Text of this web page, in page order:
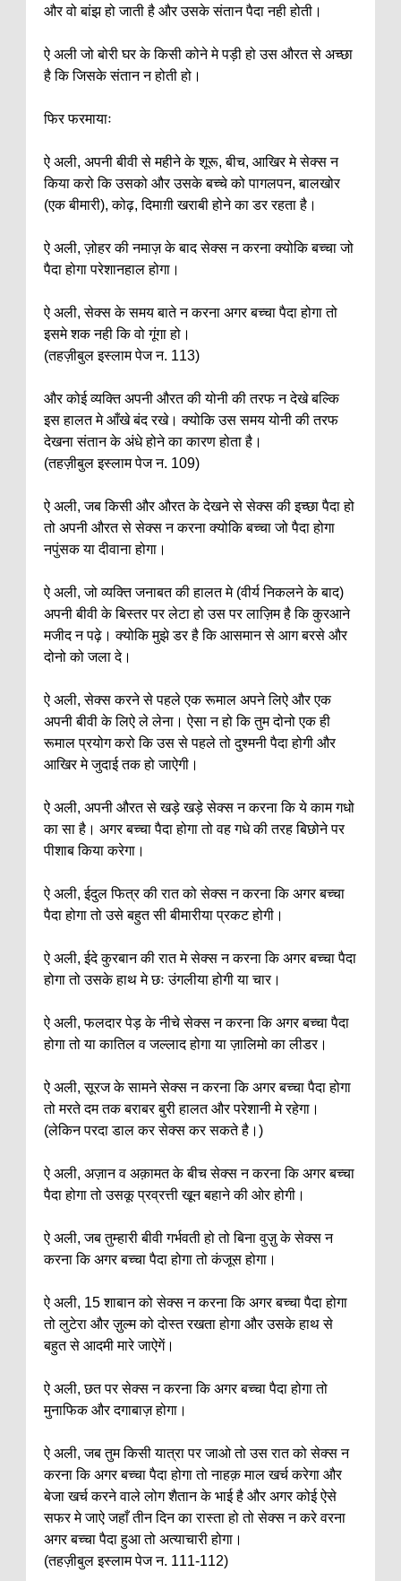
और वो बांझ हो जाती है और उसके संतान पैदा नही होती।
ऐ अली जो बोरी घर के किसी कोने मे पड़ी हो उस औरत से अच्छा
है कि जिसके संतान न होती हो।
फिर फरमायाः
ऐ अली, अपनी बीवी से महीने के शूरू, बीच, आखिर मे सेक्स न
किया करो कि उसको और उसके बच्चे को पागलपन, बालखोर
(एक बीमारी), कोढ़, दिमाग़ी खराबी होने का डर रहता है।
ऐ अली, ज़ोहर की नमाज़ के बाद सेक्स न करना क्योकि बच्चा जो
पैदा होगा परेशानहाल होगा।
ऐ अली, सेक्स के समय बाते न करना अगर बच्चा पैदा होगा तो
इसमे शक नही कि वो गूंगा हो।
(तहज़ीबुल इस्लाम पेज न. 113)
और कोई व्यक्ति अपनी औरत की योनी की तरफ न देखे बल्कि
इस हालत मे आँखे बंद रखे। क्योकि उस समय योनी की तरफ
देखना संतान के अंधे होने का कारण होता है।
(तहज़ीबुल इस्लाम पेज न. 109)
ऐ अली, जब किसी और औरत के देखने से सेक्स की इच्छा पैदा हो
तो अपनी औरत से सेक्स न करना क्योकि बच्चा जो पैदा होगा
नपुंसक या दीवाना होगा।
ऐ अली, जो व्यक्ति जनाबत की हालत मे (वीर्य निकलने के बाद)
अपनी बीवी के बिस्तर पर लेटा हो उस पर लाज़िम है कि कुरआने
मजीद न पढ़े। क्योकि मुझे डर है कि आसमान से आग बरसे और
दोनो को जला दे।
ऐ अली, सेक्स करने से पहले एक रूमाल अपने लिऐ और एक
अपनी बीवी के लिऐ ले लेना। ऐसा न हो कि तुम दोनो एक ही
रूमाल प्रयोग करो कि उस से पहले तो दुश्मनी पैदा होगी और
आखिर मे जुदाई तक हो जाऐगी।
ऐ अली, अपनी औरत से खड़े खड़े सेक्स न करना कि ये काम गधो
का सा है। अगर बच्चा पैदा होगा तो वह गधे की तरह बिछोने पर
पीशाब किया करेगा।
ऐ अली, ईदुल फित्र की रात को सेक्स न करना कि अगर बच्चा
पैदा होगा तो उसे बहुत सी बीमारीया प्रकट होगी।
ऐ अली, ईदे कुरबान की रात मे सेक्स न करना कि अगर बच्चा पैदा
होगा तो उसके हाथ मे छः उंगलीया होगी या चार।
ऐ अली, फलदार पेड़ के नीचे सेक्स न करना कि अगर बच्चा पैदा
होगा तो या कातिल व जल्लाद होगा या ज़ालिमो का लीडर।
ऐ अली, सूरज के सामने सेक्स न करना कि अगर बच्चा पैदा होगा
तो मरते दम तक बराबर बुरी हालत और परेशानी मे रहेगा।
(लेकिन परदा डाल कर सेक्स कर सकते है।)
ऐ अली, अज़ान व अक़ामत के बीच सेक्स न करना कि अगर बच्चा
पैदा होगा तो उसकू प्रव्रत्ती खून बहाने की ओर होगी।
ऐ अली, जब तुम्हारी बीवी गर्भवती हो तो बिना वुज़ु के सेक्स न
करना कि अगर बच्चा पैदा होगा तो कंजूस होगा।
ऐ अली, 15 शाबान को सेक्स न करना कि अगर बच्चा पैदा होगा
तो लुटेरा और ज़ुल्म को दोस्त रखता होगा और उसके हाथ से
बहुत से आदमी मारे जाऐगें।
ऐ अली, छत पर सेक्स न करना कि अगर बच्चा पैदा होगा तो
मुनाफिक और दगाबाज़ होगा।
ऐ अली, जब तुम किसी यात्रा पर जाओ तो उस रात को सेक्स न
करना कि अगर बच्चा पैदा होगा तो नाहक़ माल खर्च करेगा और
बेजा खर्च करने वाले लोग शैतान के भाई है और अगर कोई ऐसे
सफर मे जाऐ जहाँ तीन दिन का रास्ता हो तो सेक्स न करे वरना
अगर बच्चा पैदा हुआ तो अत्याचारी होगा।
(तहज़ीबुल इस्लाम पेज न. 111-112)